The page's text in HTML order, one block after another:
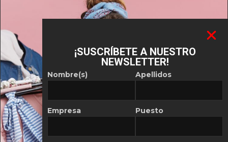
¡SUSCRÍBETE A NUESTRO
NEWSLETTER!
Nombre(s)
Empresa
Apellidos
Puesto